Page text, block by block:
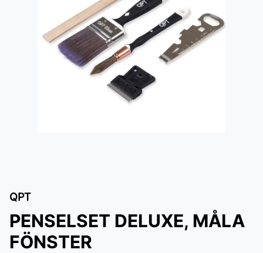
QPT
PENSELSET DELUXE, MÅLA
FÖNSTER